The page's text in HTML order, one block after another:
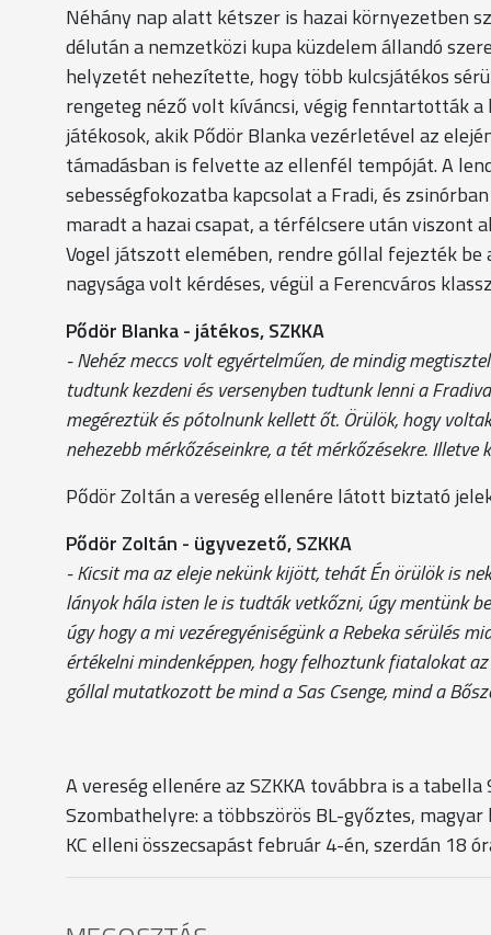
Néhány nap alatt kétszer is hazai környezetben
délután a nemzetközi kupa küzdelem állandó
helyzetét nehezítette, hogy több kulcsjátékos
rengeteg néző volt kíváncsi, végig fenntartották
játékosok, akik Pődör Blanka vezérletével az
támadásban is felvette az ellenfél tempóját. A
sebességfokozatba kapcsolat a Fradi, és
maradt a hazai csapat, a térfélcsere után viszont
Vogel játszott elemében, rendre góllal fejezték
nagysága volt kérdéses, végül a Ferencváros
Pődör Blanka - játékos, SZKKA
- Nehéz meccs volt egyértelműen, de mindig
tudtunk kezdeni és versenyben tudtunk lenni a
megéreztük és pótolnunk kellett őt. Örülök, hogy
nehezebb mérkőzéseinkre, a tét mérkőzésekre.
Pődör Zoltán a vereség ellenére látott biztató
Pődör Zoltán - ügyvezető, SZKKA
- Kicsit ma az eleje nekünk kijött, tehát Én örülök is
lányok hála isten le is tudták vetkőzni, úgy mentünk
úgy hogy a mi vezéregyéniségünk a Rebeka sérülés
értékelni mindenképpen, hogy felhoztunk fiatalokat
góllal mutatkozott be mind a Sas Csenge, mind a
A vereség ellenére az SZKKA továbbra is a
Szombathelyre: a többszörös BL-győztes,
KC elleni összecsapást február 4-én, szerdán 18